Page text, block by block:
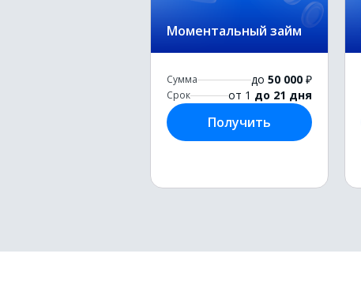
Моментальный займ
Сумма до 50 000 ₽
Срок от 1 до 21 дня
Получить